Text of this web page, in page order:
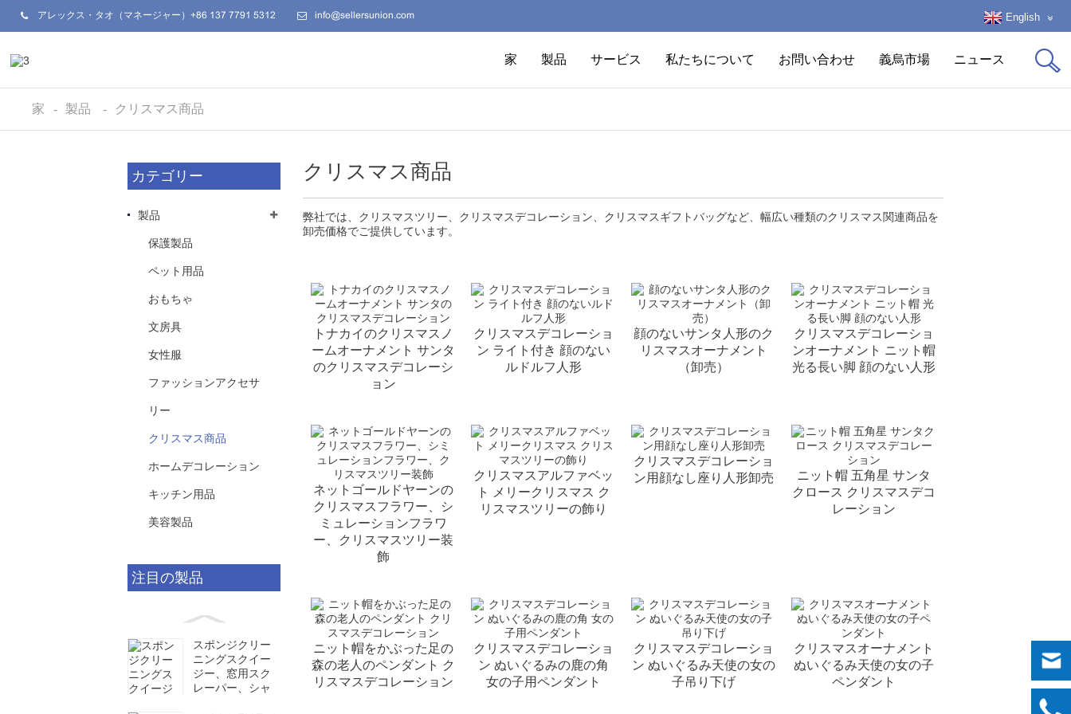
アレックス・タオ（マネージャー）+86 137 7791 5312 info@sellersunion.com English
家 製品 サービス 私たちについて お問い合わせ 義烏市場 ニュース
家 製品 クリスマス商品
カテゴリー
製品
保護製品
ペット用品
おもちゃ
文房具
女性服
ファッションアクセサ
リー
クリスマス商品
ホームデコレーション
キッチン用品
美容製品
注目の製品
スポンジクリー
ニングスクイー
ジー、窓用スク
レーパー、シャ
クリスマス商品
弊社では、クリスマスツリー、クリスマスデコレーション、クリスマスギフトバッグなど、幅広い種類のクリスマス関連商品を
卸売価格でご提供しています。
トナカイのクリスマスノ
ームオーナメント サンタ
のクリスマスデコレーシ
ョン
クリスマスデコレーショ
ン ライト付き 顔のない
ルドルフ人形
顔のないサンタ人形のク
リスマスオーナメント
（卸売）
クリスマスデコレーショ
ンオーナメント ニット帽
光る長い脚 顔のない人形
ネットゴールドヤーンの
クリスマスフラワー、シ
ミュレーションフラワ
ー、クリスマスツリー装
飾
クリスマスアルファベッ
ト メリークリスマス ク
リスマスツリーの飾り
クリスマスデコレーショ
ン用顔なし座り人形卸売
ニット帽 五角星 サンタ
クロース クリスマスデコ
レーション
ニット帽をかぶった足の
森の老人のペンダント ク
リスマスデコレーション
クリスマスデコレーショ
ン ぬいぐるみの鹿の角
女の子用ペンダント
クリスマスデコレーショ
ン ぬいぐるみ天使の女の
子吊り下げ
クリスマスオーナメント
ぬいぐるみ天使の女の子
ペンダント